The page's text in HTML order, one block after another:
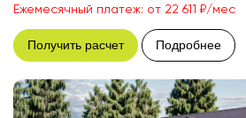
Ежемесячный платеж: от 22 611 ₽/мес
Получить расчет Подробнее